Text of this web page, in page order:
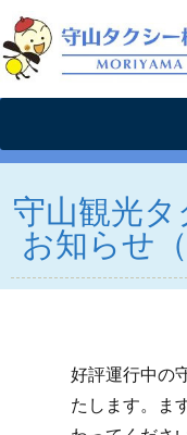
守山観光
お知らせ（
好評運行中の
たします。ま